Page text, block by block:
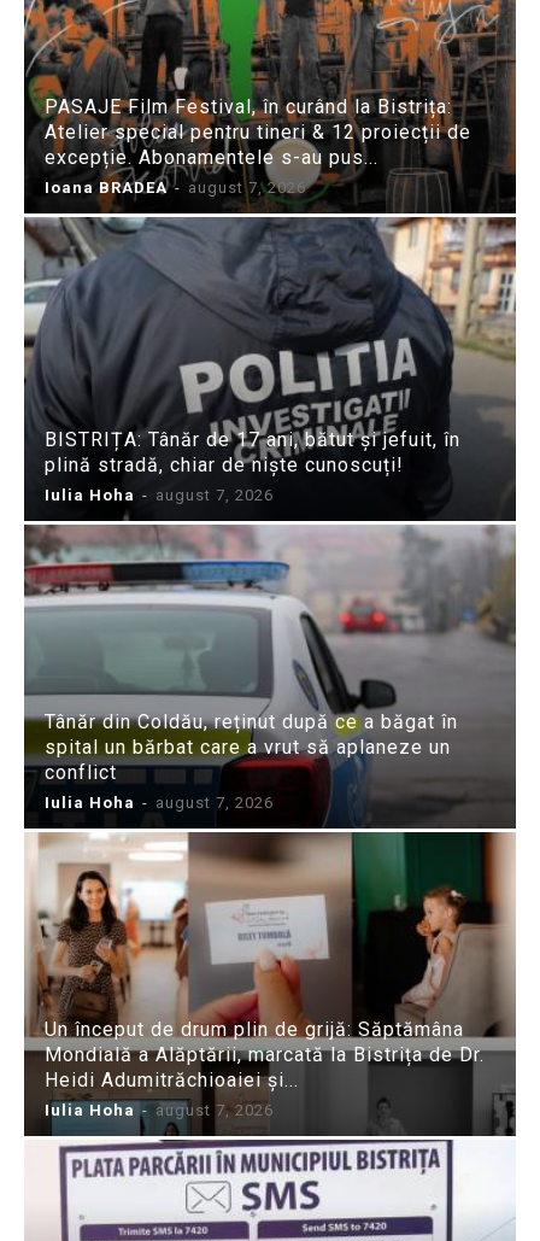
PASAJE Film Festival, în curând la Bistrița:
Atelier special pentru tineri & 12 proiecții de
excepție. Abonamentele s-au pus...
Ioana BRADEA - august 7, 2026
BISTRIȚA: Tânăr de 17 ani, bătut și jefuit, în
plină stradă, chiar de niște cunoscuți!
Iulia Hoha - august 7, 2026
Tânăr din Coldău, reținut după ce a băgat în
spital un bărbat care a vrut să aplaneze un
conflict
Iulia Hoha - august 7, 2026
Un început de drum plin de grijă: Săptămâna
Mondială a Alăptării, marcată la Bistrița de Dr.
Heidi Adumitrăchioaiei și...
Iulia Hoha - august 7, 2026